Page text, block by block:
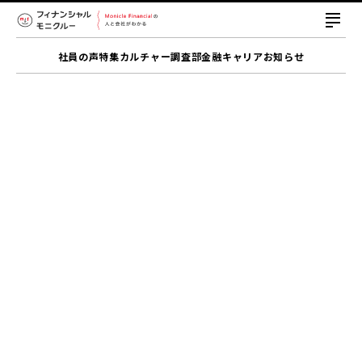
社員の声特集カルチャー調査部金融キャリアお知らせ